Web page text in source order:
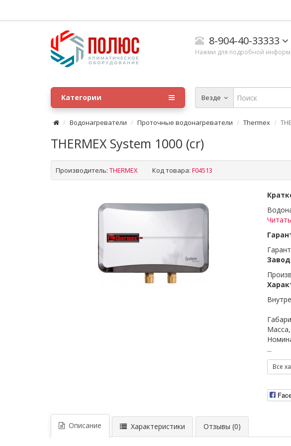
8-904-40-33333
Нажми для подробной
Везде
Категории
Водонагреватели Проточные водонагреватели Thermex
THERMEX System 1000 (cr)
Производитель: THERMEX Код товара: F04513
...
Все
Описание Характеристики Отзывы (0)